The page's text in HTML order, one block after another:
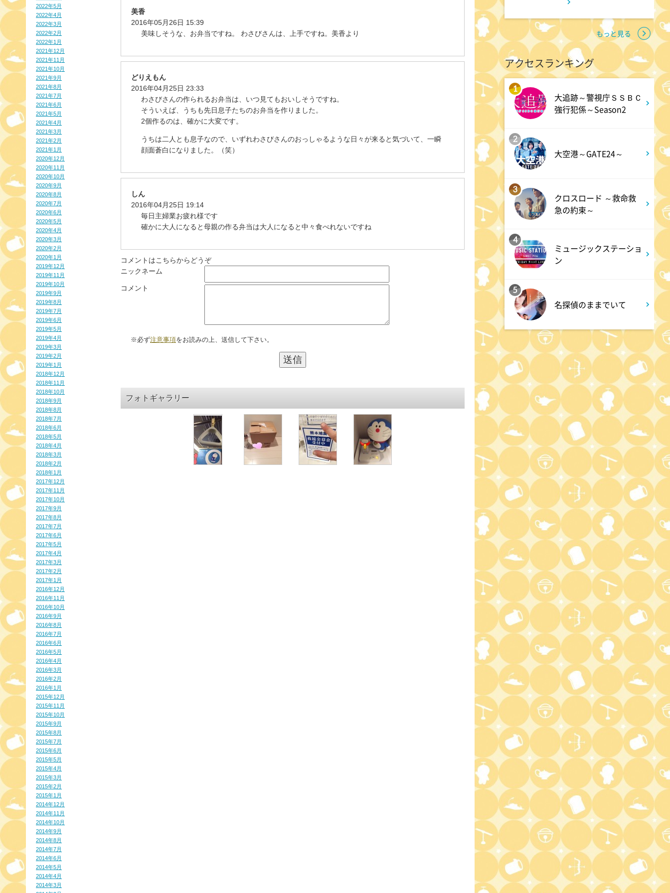
2022年5月
2022年4月
2022年3月
2022年2月
2022年1月
2021年12月
2021年11月
2021年10月
2021年9月
2021年8月
2021年7月
2021年6月
2021年5月
2021年4月
2021年3月
2021年2月
2021年1月
2020年12月
2020年11月
2020年10月
2020年9月
2020年8月
2020年7月
2020年6月
2020年5月
2020年4月
2020年3月
2020年2月
2020年1月
2019年12月
2019年11月
2019年10月
2019年9月
2019年8月
2019年7月
2019年6月
2019年5月
2019年4月
2019年3月
2019年2月
2019年1月
2018年12月
2018年11月
2018年10月
2018年9月
2018年8月
2018年7月
2018年6月
2018年5月
2018年4月
2018年3月
2018年2月
2018年1月
2017年12月
2017年11月
2017年10月
2017年9月
2017年8月
2017年7月
2017年6月
2017年5月
2017年4月
2017年3月
2017年2月
2017年1月
2016年12月
2016年11月
2016年10月
2016年9月
2016年8月
2016年7月
2016年6月
2016年5月
2016年4月
2016年3月
2016年2月
2016年1月
2015年12月
2015年11月
2015年10月
2015年9月
2015年8月
2015年7月
2015年6月
2015年5月
2015年4月
2015年3月
2015年2月
2015年1月
2014年12月
2014年11月
2014年10月
2014年9月
2014年8月
2014年7月
2014年6月
2014年5月
2014年4月
2014年3月
美香
2016年05月26日 15:39
美味しそうな、お弁当ですね。 わさびさんは、上手ですね。美香より
どりえもん
2016年04月25日 23:33
わさびさんの作られるお弁当は、いつ見てもおいしそうですね。
そういえば、うちも先日息子たちのお弁当を作りました。
2個作るのは、確かに大変です。
うちは二人とも息子なので、いずれわさびさんのおっしゃるような日々が来ると気づいて、一瞬
顔面蒼白になりました。（笑）
しん
2016年04月25日 19:14
毎日主婦業お疲れ様です
確かに大人になると母親の作る弁当は大人になると中々食べれないですね
コメントはこちらからどうぞ
ニックネーム
コメント
※必ず注意事項をお読みの上、送信して下さい。
フォトギャラリー
深夜 1:50
テレ朝サマフェスナビ
深夜 1:52
全力坂
FRUITS ZIPPERのNEW
KAWAIIってしてよ?
深夜 2:27
サクラミーツ 【強烈キャラ登
ワンミーツ完結編!!
EBiDAN熱中!朝までBUDDiiS
深夜 3:17
ドンデコルテ銀次と弱者たちの
鍋会 傑作選
深夜 3:37
バスケW杯まであと1年 あの
歓喜をもう一度
深夜 3:45
ショッピングなう
もっと見る
アクセスランキング
1
大追跡～警視庁ＳＳＢＣ
強行犯係～Season2
2
大空港～GATE24～
3
クロスロード ～救命救
急の約束～
4
ミュージックステーショ
ン
5
名探偵のままでいて